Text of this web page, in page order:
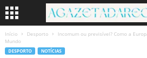
Início Desporto
Incomum ou previsível? Como a
Mundo
DESPORTO NOTÍCIAS